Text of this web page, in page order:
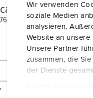
Wir verwenden
soziale Medien
analysieren.
Website an
Unsere Partner
zusammen, die
der Dienste